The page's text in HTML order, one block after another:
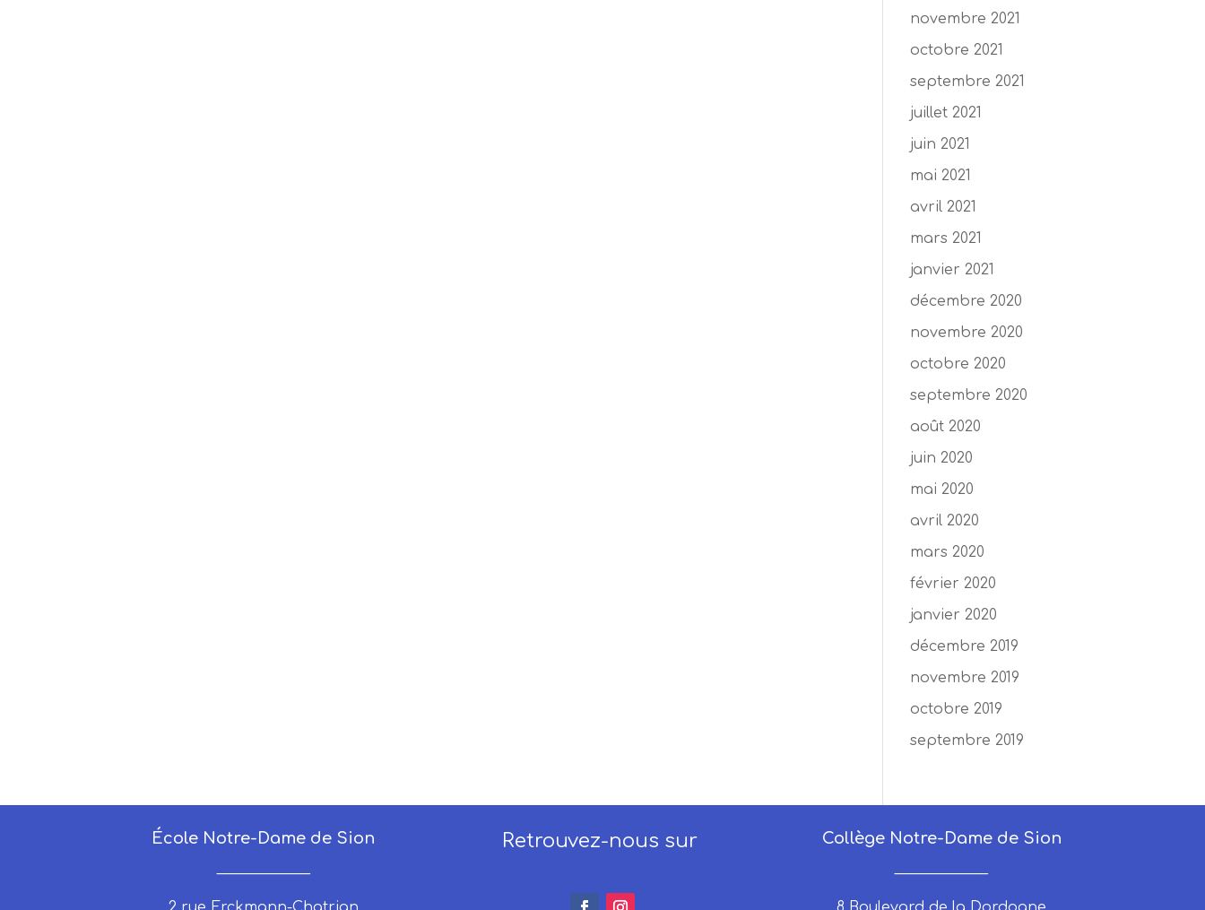
novembre 2021
octobre 2021
septembre 2021
juillet 2021
juin 2021
mai 2021
avril 2021
mars 2021
janvier 2021
décembre 2020
novembre 2020
octobre 2020
septembre 2020
août 2020
juin 2020
mai 2020
avril 2020
mars 2020
février 2020
janvier 2020
décembre 2019
novembre 2019
octobre 2019
septembre 2019
École Notre-Dame de Sion Retrouvez-nous sur Collège Notre-Dame de Sion